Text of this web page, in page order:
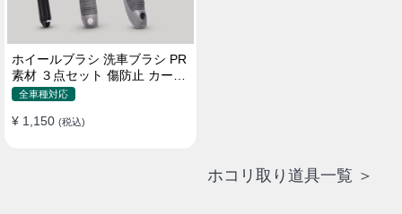
ホイールブラシ 洗車ブラシ PR
素材 ３点セット 傷防止 カーウ
ォッシュ プロ仕様
全車種対応
¥ 1,150 (税込)
ホコリ取り道具一覧 ＞